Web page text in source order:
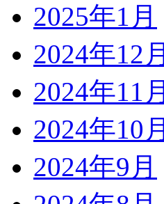
2025年1月
2024年12月
2024年11月
2024年10月
2024年9月